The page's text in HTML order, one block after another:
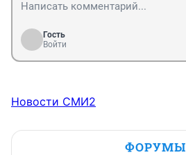
Гость
Войти
Новости СМИ2
ФОРУМЫ